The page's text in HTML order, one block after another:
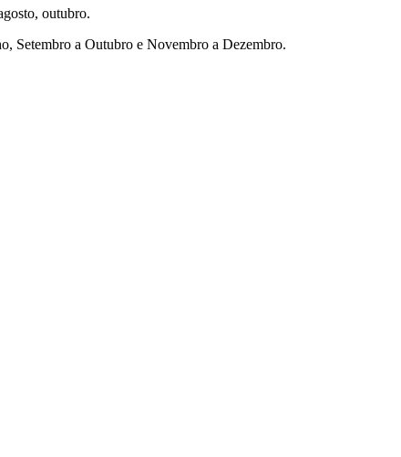
outubro.
Setembro a Outubro e Novembro a Dezembro.